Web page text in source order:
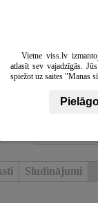
Sludinājumi
Vietne viss.lv
atlasīt sev vajadzīgās.
spiežot uz saites "Manas